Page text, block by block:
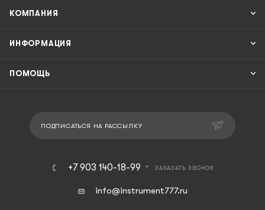
КОМПАНИЯ
ИНФОРМАЦИЯ
ПОМОЩЬ
ПОДПИСАТЬСЯ НА РАССЫЛКУ
+7 903 140-18-99 ЗАКАЗАТЬ ЗВОНОК
info@instrument777.ru